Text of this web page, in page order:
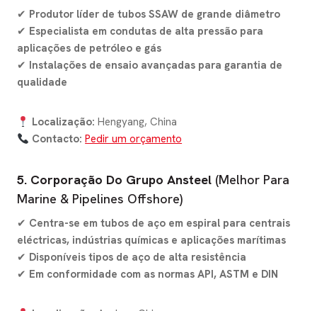
✔ Produtor líder de tubos SSAW de grande diâmetro
✔ Especialista em condutas de alta pressão para
aplicações de petróleo e gás
✔ Instalações de ensaio avançadas para garantia de
qualidade
Localização: Hengyang, China
Contacto: Pedir um orçamento
5. Corporação Do Grupo Ansteel (Melhor Para
Marine & Pipelines Offshore)
✔ Centra-se em tubos de aço em espiral para centrais
eléctricas, indústrias químicas e aplicações marítimas
✔ Disponíveis tipos de aço de alta resistência
✔ Em conformidade com as normas API, ASTM e DIN